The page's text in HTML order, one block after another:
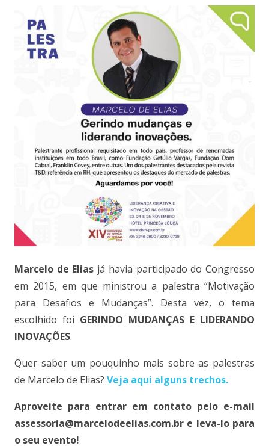
Marcelo de Elias já havia participado do Congresso
em 2015, em que ministrou a palestra “Motivação
para Desafios e Mudanças”. Desta vez, o tema
escolhido foi GERINDO MUDANÇAS E LIDERANDO
INOVAÇÕES.
Quer saber um pouquinho mais sobre as palestras
de Marcelo de Elias? Veja aqui alguns trechos.
Aproveite para entrar em contato pelo e-mail
assessoria@marcelodeelias.com.br e leva-lo para
o seu evento!